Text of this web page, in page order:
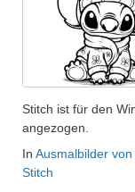
Stitch ist für den
angezogen.
In Ausmalbilder
Stitch